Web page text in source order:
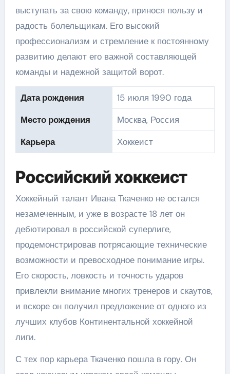
выступать за свою команду, принося пользу и
радость болельщикам. Его высокий
профессионализм и стремление к постоянному
развитию делают его важной составляющей
команды и надежной защитой ворот.
Дата рождения
15 июля 1990 года
Место рождения
Москва, Россия
Карьера
Хоккеист
Российский хоккеист
Хоккейный талант Ивана Ткаченко не остался
незамеченным, и уже в возрасте 18 лет он
дебютировал в российской суперлиге,
продемонстрировав потрясающие технические
возможности и превосходное понимание игры.
Его скорость, ловкость и точность ударов
привлекли внимание многих тренеров и скаутов,
и вскоре он получил предложение от одного из
лучших клубов Континентальной хоккейной
лиги.
С тех пор карьера Ткаченко пошла в гору. Он